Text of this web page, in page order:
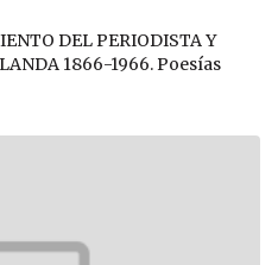
DEL PERIODISTA Y
1866-1966. Poesías